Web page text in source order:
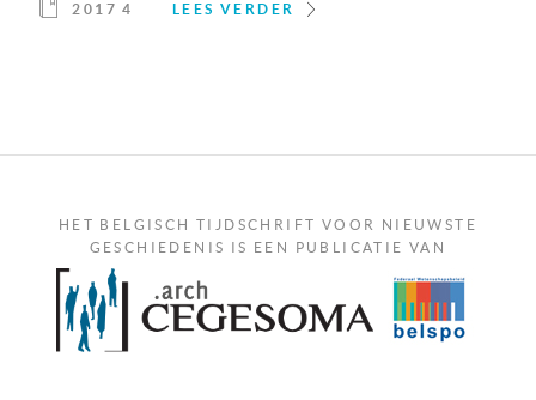
2017 4 LEES VERDER
HET BELGISCH TIJDSCHRIFT VOOR NIEUWSTE
GESCHIEDENIS IS EEN PUBLICATIE VAN